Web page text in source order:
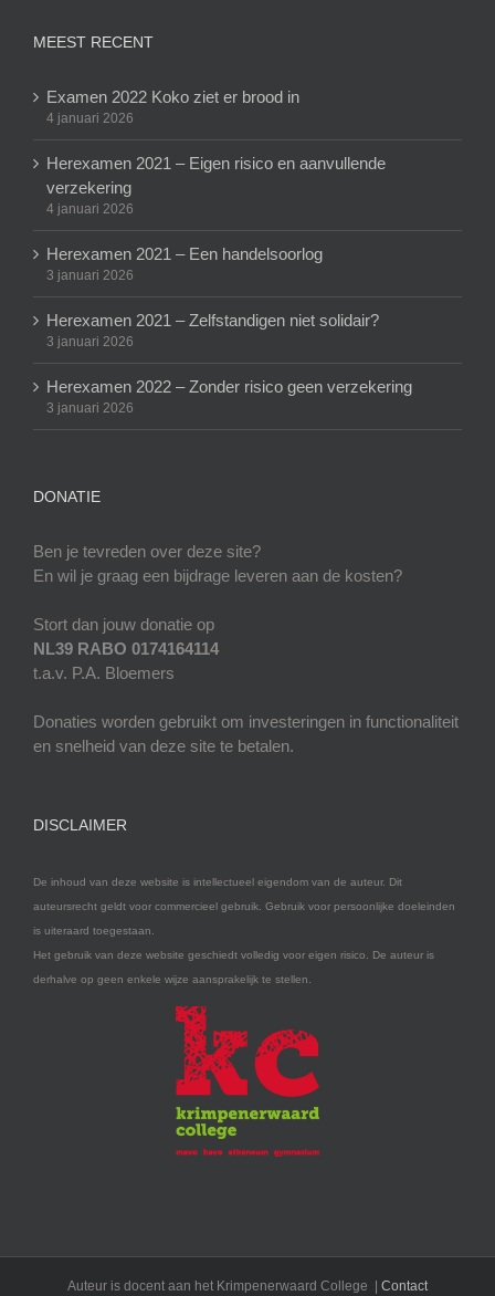
MEEST RECENT
Examen 2022 Koko ziet er brood in
4 januari 2026
Herexamen 2021 – Eigen risico en aanvullende
verzekering
4 januari 2026
Herexamen 2021 – Een handelsoorlog
3 januari 2026
Herexamen 2021 – Zelfstandigen niet solidair?
3 januari 2026
Herexamen 2022 – Zonder risico geen verzekering
3 januari 2026
DONATIE
Ben je tevreden over deze site?
En wil je graag een bijdrage leveren aan de kosten?
Stort dan jouw donatie op
NL39 RABO 0174164114
t.a.v. P.A. Bloemers
Donaties worden gebruikt om investeringen in functionaliteit
en snelheid van deze site te betalen.
DISCLAIMER
De inhoud van deze website is intellectueel eigendom van de auteur. Dit
auteursrecht geldt voor commercieel gebruik. Gebruik voor persoonlijke doeleinden
is uiteraard toegestaan.
Het gebruik van deze website geschiedt volledig voor eigen risico. De auteur is
derhalve op geen enkele wijze aansprakelijk te stellen.
Auteur is docent aan het Krimpenerwaard College | Contact